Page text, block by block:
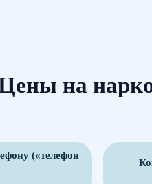
на
(«телефон